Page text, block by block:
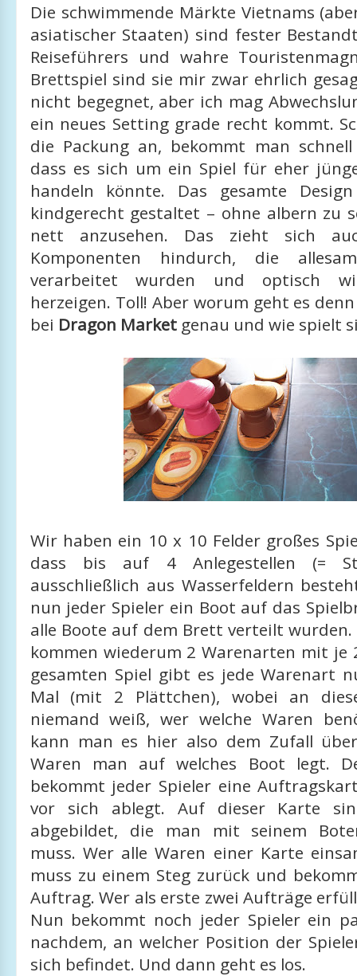
Die schwimmende Märkte Vietnams
asiatischer Staaten) sind fester
Reiseführers und wahre
Brettspiel sind sie mir zwar ehrlich
nicht begegnet, aber ich mag
ein neues Setting grade recht kommt.
die Packung an, bekommt man
dass es sich um ein Spiel für eher
handeln könnte. Das gesamte
kindgerecht gestaltet – ohne albern zu
nett anzusehen. Das zieht sich
Komponenten hindurch, die
verarbeitet wurden und optisch
herzeigen. Toll! Aber worum geht es
bei Dragon Marketgenau und wie spielt
Wir haben ein 10 x 10 Felder großes
dass bis auf 4 Anlegestellen (=
ausschließlich aus Wasserfeldern
nun jeder Spieler ein Boot auf das
alle Boote auf dem Brett verteilt wurden.
kommen wiederum 2 Warenarten mit je
gesamten Spiel gibt es jede Warenart
Mal (mit 2 Plättchen), wobei an
niemand weiß, wer welche Waren
kann man es hier also dem Zufall
Waren man auf welches Boot legt.
bekommt jeder Spieler eine
vor sich ablegt. Auf dieser Karte
abgebildet, die man mit seinem
muss. Wer alle Waren einer Karte
muss zu einem Steg zurück und
Auftrag. Wer als erste zwei Aufträge
Nun bekommt noch jeder Spieler ein
nachdem, an welcher Position der
sich befindet. Und dann geht es los.